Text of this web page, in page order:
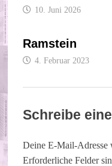
10. Juni 2026
Ramstein
4. Februar 2023
Schreibe
Deine E-Mail-
Erforderliche Felder